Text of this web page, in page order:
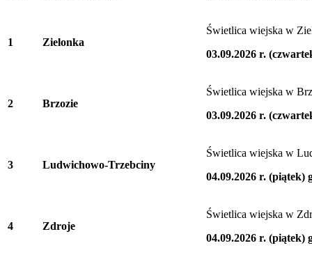
1 Zielonka
Świetlica wiejska w
03.09.2026 r.
2 Brzozie
Świetlica wiejska w
03.09.2026 r.
3 Ludwichowo-Trzebciny
Świetlica wiejska w
04.09.2026 r. (piątek)
4 Zdroje
Świetlica wiejska w
04.09.2026 r. (piątek)